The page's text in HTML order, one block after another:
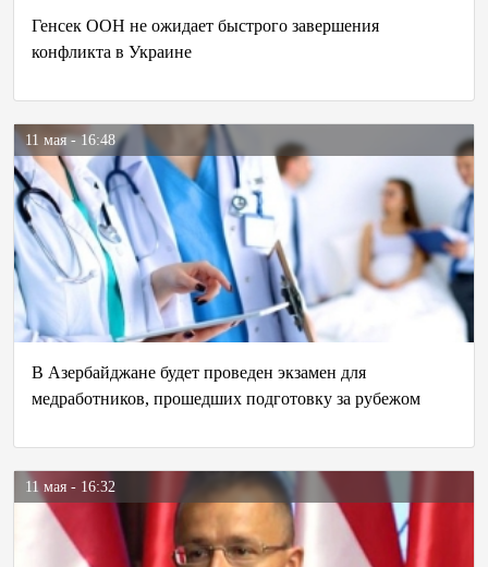
Генсек ООН не ожидает быстрого завершения
конфликта в Украине
11 мая - 16:48
В Азербайджане будет проведен экзамен для
медработников, прошедших подготовку за рубежом
11 мая - 16:32